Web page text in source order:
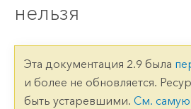
нельзя
Эта документация 2.9 была
и более не обновляется.
быть устаревшими. См.